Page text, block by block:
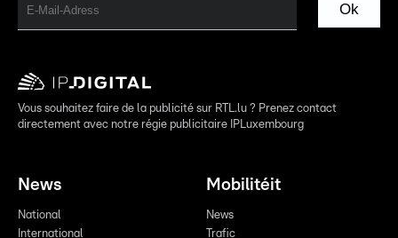
Ok
Vous souhaitez faire de la publicité sur RTL.lu ? Prenez contact
directement avec notre régie publicitaire IPLuxembourg
News
National
International
Mobilitéit
News
Trafic